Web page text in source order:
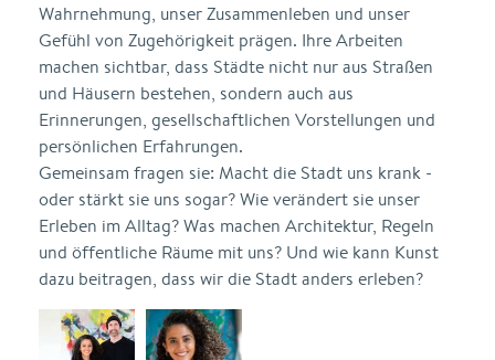
Wahrnehmung, unser Zusammenleben und unser
Gefühl von Zugehörigkeit prägen. Ihre Arbeiten
machen sichtbar, dass Städte nicht nur aus Straßen
und Häusern bestehen, sondern auch aus
Erinnerungen, gesellschaftlichen Vorstellungen und
persönlichen Erfahrungen.
Gemeinsam fragen sie: Macht die Stadt uns krank -
oder stärkt sie uns sogar? Wie verändert sie unser
Erleben im Alltag? Was machen Architektur, Regeln
und öffentliche Räume mit uns? Und wie kann Kunst
dazu beitragen, dass wir die Stadt anders erleben?